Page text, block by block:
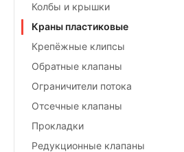
Колбы и крышки
Краны пластиковые
Крепёжные клипсы
Обратные клапаны
Ограничители потока
Отсечные клапаны
Прокладки
Редукционные клапаны